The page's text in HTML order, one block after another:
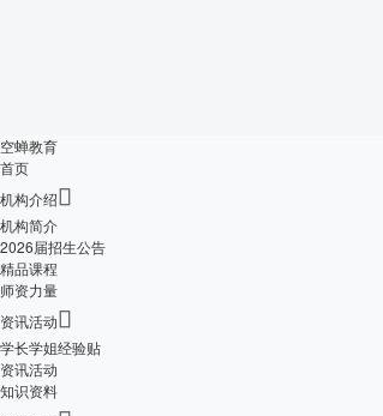
空蝉教育
首页
机构介绍
机构简介
2026届招生公告
精品课程
师资力量
资讯活动
学长学姐经验贴
资讯活动
知识资料